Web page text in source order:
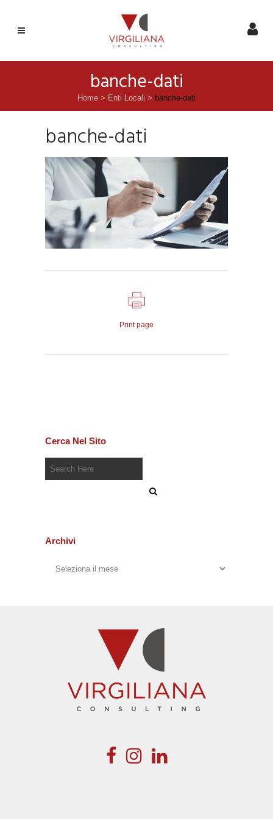
banche-dati
Home > Enti Locali > banche-dati
banche-dati
Print page
Cerca Nel Sito
Archivi
Archivi